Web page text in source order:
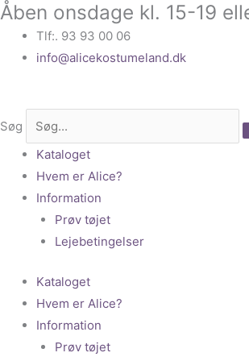
Gå
indholdet
Åben onsdage kl. 15-19
Tlf:. 93 93 00 06
info@alicekostumeland.dk
Søg
Kataloget
Hvem er Alice?
Information
Prøv tøjet
Lejebetingelser
Kataloget
Hvem er Alice?
Information
Prøv tøjet